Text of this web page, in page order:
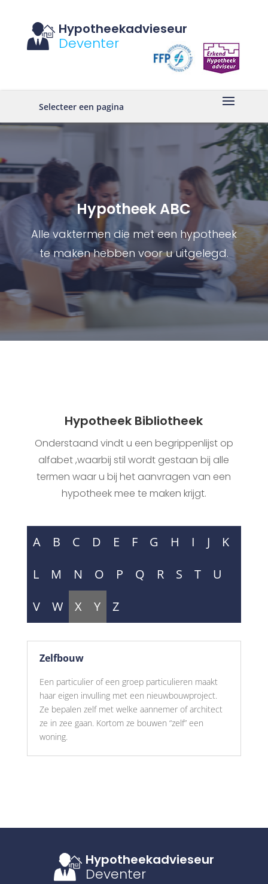
Hypotheekadvieseur
Deventer
Selecteer een pagina
Hypotheek ABC
Alle vaktermen die met een hypotheek
te maken hebben voor u uitgelegd.
Hypotheek Bibliotheek
Onderstaand vindt u een begrippenlijst op
alfabet ,waarbij stil wordt gestaan bij alle
termen waar u bij het aanvragen van een
hypotheek mee te maken krijgt.
A B C D E F G H I J
K
L
M N O P Q R S T
U
V
W X Y Z
Zelfbouw
Een particulier of een groep particulieren maakt
haar eigen invulling met een nieuwbouwproject.
Ze bepalen zelf met welke aannemer of architect
ze in zee gaan. Kortom ze bouwen “zelf” een
woning.
Hypotheekadvieseur
Deventer